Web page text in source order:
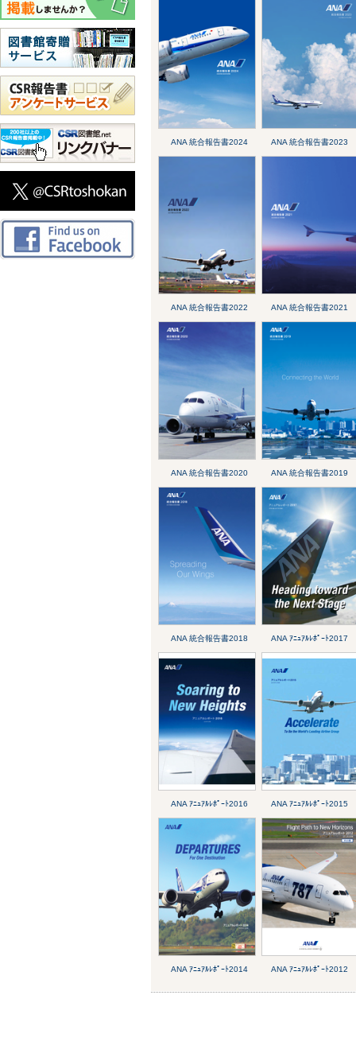
ANA 統合報告書2024 ANA 統合報告書2023
ANA 統合報告書2022 ANA 統合報告書2021
ANA 統合報告書2020 ANA 統合報告書2019
ANA 統合報告書2018 ANA ｱﾆｭｱﾙﾚﾎﾟｰﾄ2017
ANA ｱﾆｭｱﾙﾚﾎﾟｰﾄ2016 ANA ｱﾆｭｱﾙﾚﾎﾟｰﾄ2015
ANA ｱﾆｭｱﾙﾚﾎﾟｰﾄ2014 ANA ｱﾆｭｱﾙﾚﾎﾟｰﾄ2012